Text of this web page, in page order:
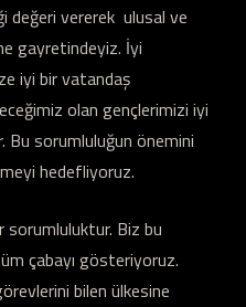
değeri vererek ulusal ve
gayretindeyiz. İyi
iyi bir vatandaş
olan gençlerimizi iyi
sorumluluğun önemini
hedefliyoruz.
Biz bu
çabayı gösteriyoruz.
bilen ülkesine